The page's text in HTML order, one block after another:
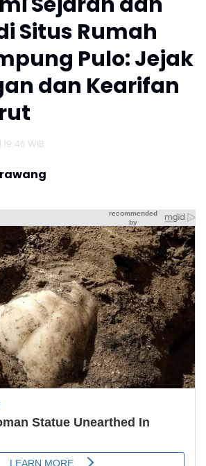
Situs Rumah
Pulo: Jejak
dan Kearifan
WIB